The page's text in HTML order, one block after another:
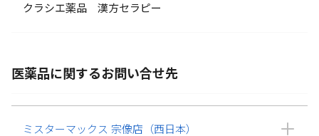
クラシエ薬品 漢方セラピー
医薬品に関するお問い合せ先
ミスターマックス 宗像店（西日本）